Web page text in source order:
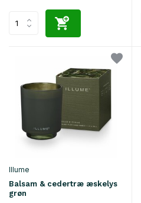
Illume
Balsam & cedertræ æskelys
grøn